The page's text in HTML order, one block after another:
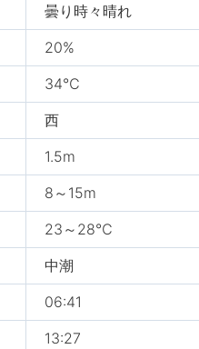
曇り時々晴れ
20%
34℃
西
1.5m
8～15m
23～28℃
中潮
06:41
13:27